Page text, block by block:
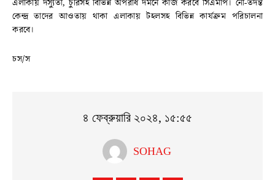
এলাকায় দস্যুতা, চুরিসহ বিভিন্ন অপরাধ দমনে কাজ করবে সিএমপি। নৌ-তদন্ত
কেন্দ্র তাদের আওতায় থাকা এলাকায় টহলসহ বিভিন্ন কার্যক্রম পরিচালনা
করবে।
চস/স
৪ ফেব্রুয়ারি ২০২৪, ১৫:৫৫
SOHAG